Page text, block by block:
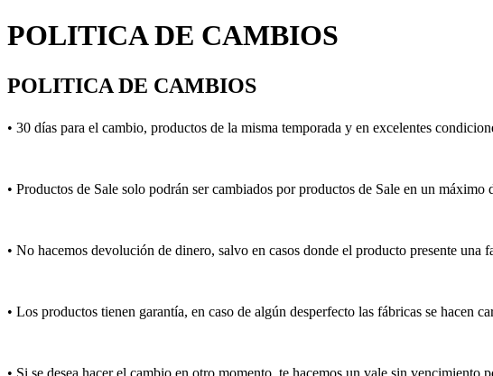
POLITICA DE CAMBIOS
POLITICA DE CAMBIOS
• 30 días para el cambio, productos de la misma temporada y en excelentes
• Productos de Sale solo podrán ser cambiados por productos de Sale en un máximo
• No hacemos devolución de dinero, salvo en casos donde el producto presente
• Los productos tienen garantía, en caso de algún desperfecto las fábricas se